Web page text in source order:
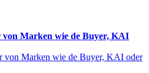
von Marken wie de Buyer, KAI